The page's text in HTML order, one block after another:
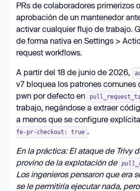
PRs de colaboradores primerizos
aprobación de un mantenedor
activar cualquier flujo de trabajo.
de forma nativa en Settings >
request workflows.
A partir del 18 de junio de 2026,
v7 bloquea los patrones comunes
pwn por defecto en
trabajo, negándose a extraer
a menos que se configure
fe-pr-checkout: true .
En la práctica: El ataque de Trivy
provino de la explotación de
Los ingenieros pensaron que era
se le permitiría ejecutar nada,